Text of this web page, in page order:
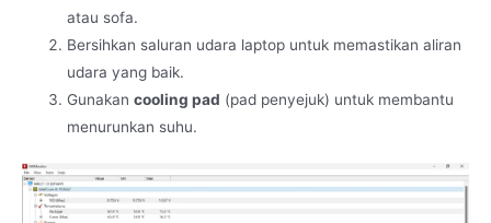
atau sofa.
Bersihkan saluran udara laptop untuk memastikan aliran
udara yang baik.
Gunakan cooling pad (pad penyejuk) untuk membantu
menurunkan suhu.